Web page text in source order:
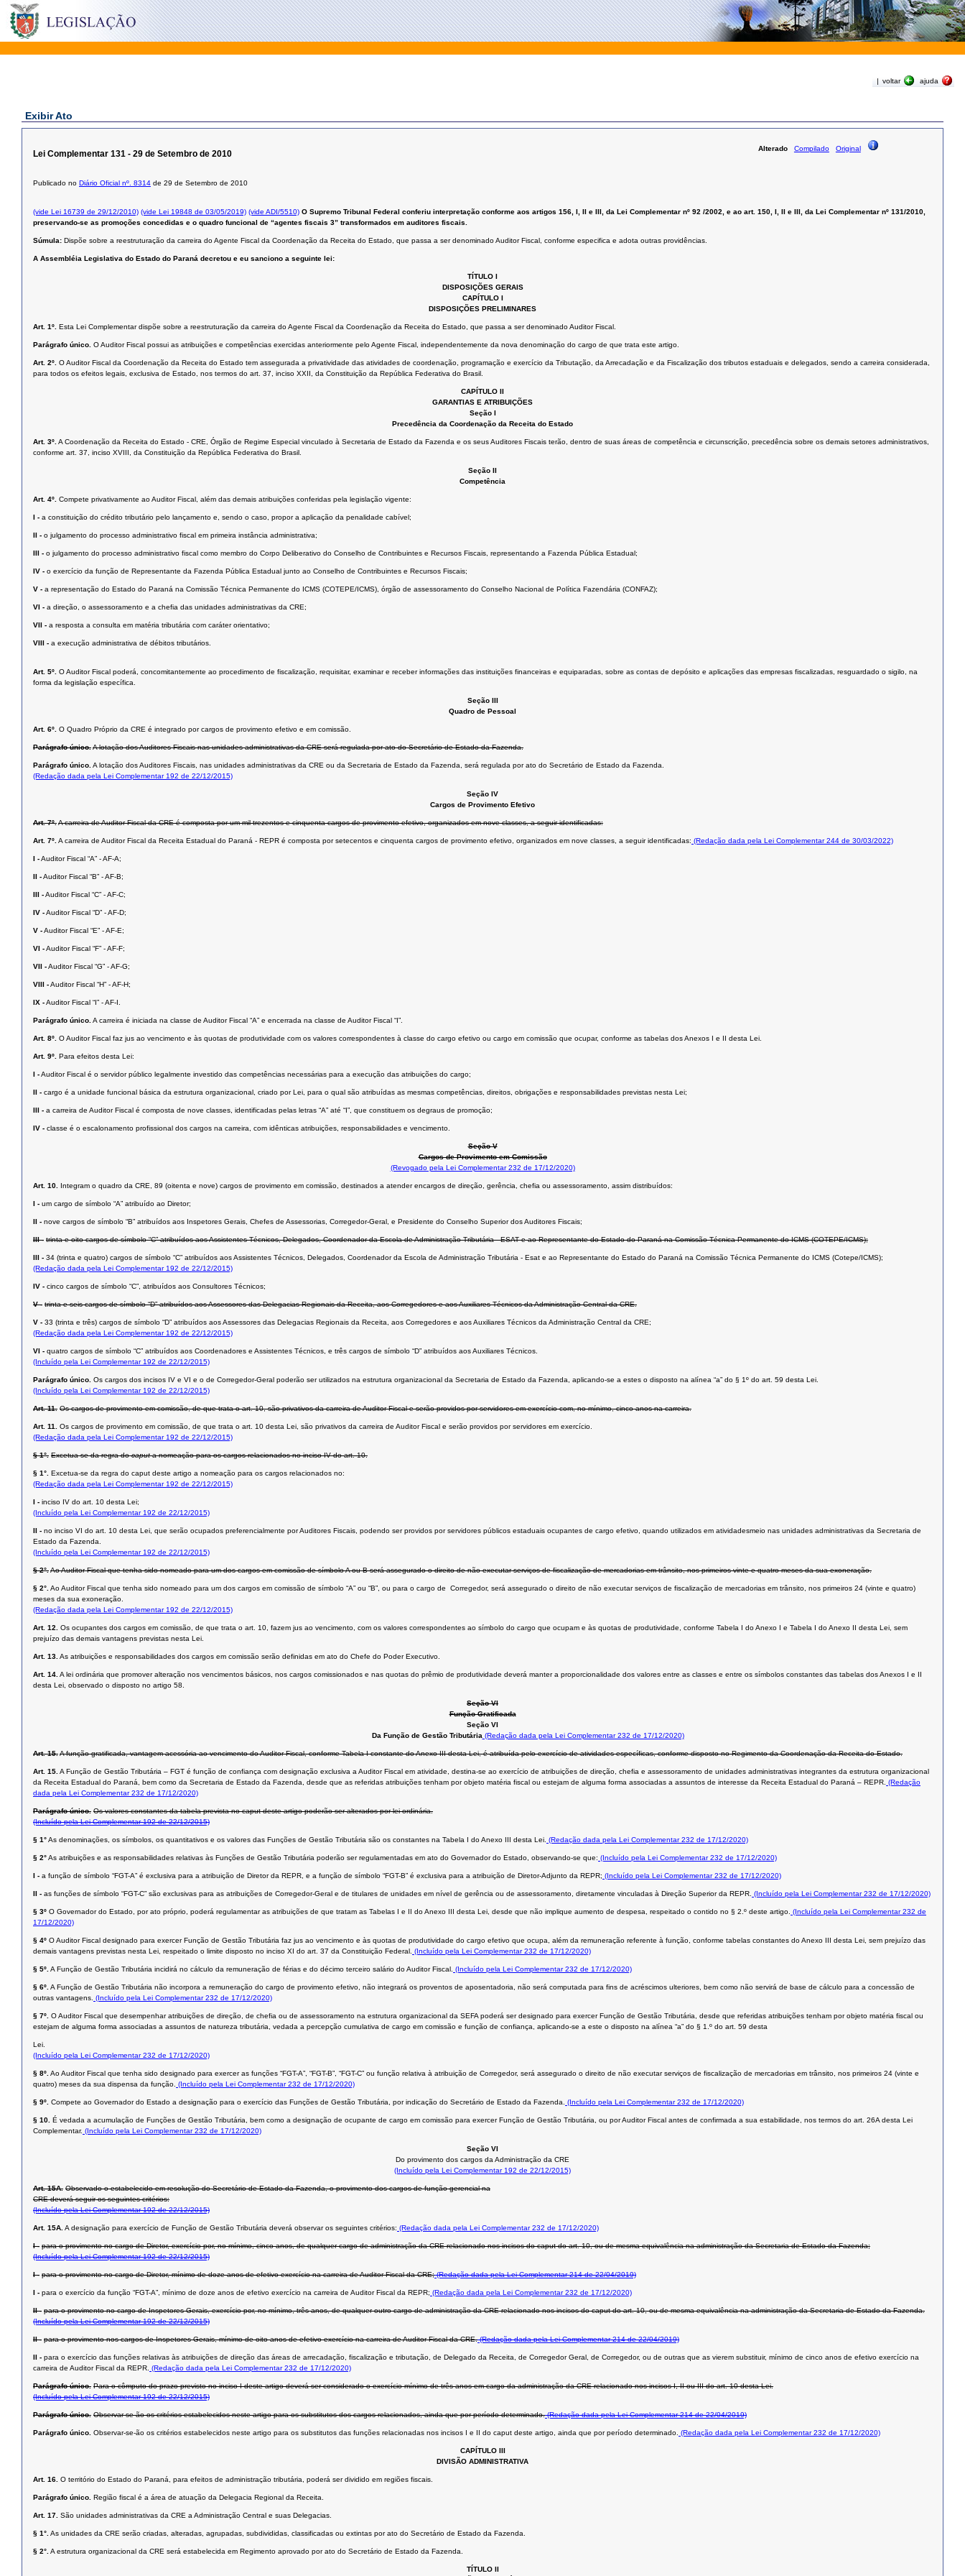
| voltar ajuda
Exibir Ato
Alterado Compilado Original
Lei Complementar 131 - 29 de Setembro de 2010
Publicado no Diário Oficial nº. 8314 de 29 de Setembro de 2010
(vide Lei 16739 de 29/12/2010) (vide Lei 19848 de 03/05/2019) (vide ADI/5510) O Supremo Tribunal Federal conferiu interpretação conforme aos artigos 156, I, II e III, da Lei Complementar nº 92 /2002, e ao art. 150, I, II e III, da Lei Complementar nº 131/2010,
preservando-se as promoções concedidas e o quadro funcional de “agentes fiscais 3” transformados em auditores fiscais.
Súmula: Dispõe sobre a reestruturação da carreira do Agente Fiscal da Coordenação da Receita do Estado, que passa a ser denominado Auditor Fiscal, conforme especifica e adota outras providências.
A Assembléia Legislativa do Estado do Paraná decretou e eu sanciono a seguinte lei:
TÍTULO I
DISPOSIÇÕES GERAIS
CAPÍTULO I
DISPOSIÇÕES PRELIMINARES
Art. 1º. Esta Lei Complementar dispõe sobre a reestruturação da carreira do Agente Fiscal da Coordenação da Receita do Estado, que passa a ser denominado Auditor Fiscal.
Parágrafo único. O Auditor Fiscal possui as atribuições e competências exercidas anteriormente pelo Agente Fiscal, independentemente da nova denominação do cargo de que trata este artigo.
Art. 2º. O Auditor Fiscal da Coordenação da Receita do Estado tem assegurada a privatividade das atividades de coordenação, programação e exercício da Tributação, da Arrecadação e da Fiscalização dos tributos estaduais e delegados, sendo a carreira considerada,
para todos os efeitos legais, exclusiva de Estado, nos termos do art. 37, inciso XXII, da Constituição da República Federativa do Brasil.
CAPÍTULO II
GARANTIAS E ATRIBUIÇÕES
Seção I
Precedência da Coordenação da Receita do Estado
Art. 3º.A Coordenação da Receita do Estado - CRE, Órgão de Regime Especial vinculado à Secretaria de Estado da Fazenda e os seus Auditores Fiscais terão, dentro de suas áreas de competência e circunscrição, precedência sobre os demais setores administrativos,
conforme art. 37, inciso XVIII, da Constituição da República Federativa do Brasil.
Seção II
Competência
Art. 4º. Compete privativamente ao Auditor Fiscal, além das demais atribuições conferidas pela legislação vigente:
I - a constituição do crédito tributário pelo lançamento e, sendo o caso, propor a aplicação da penalidade cabível;
II - o julgamento do processo administrativo fiscal em primeira instância administrativa;
III - o julgamento do processo administrativo fiscal como membro do Corpo Deliberativo do Conselho de Contribuintes e Recursos Fiscais, representando a Fazenda Pública Estadual;
IV - o exercício da função de Representante da Fazenda Pública Estadual junto ao Conselho de Contribuintes e Recursos Fiscais;
V - a representação do Estado do Paraná na Comissão Técnica Permanente do ICMS (COTEPE/ICMS), órgão de assessoramento do Conselho Nacional de Política Fazendária (CONFAZ);
VI - a direção, o assessoramento e a chefia das unidades administrativas da CRE;
VII - a resposta a consulta em matéria tributária com caráter orientativo;
VIII - a execução administrativa de débitos tributários.
Art. 5º. O Auditor Fiscal poderá, concomitantemente ao procedimento de fiscalização, requisitar, examinar e receber informações das instituições financeiras e equiparadas, sobre as contas de depósito e aplicações das empresas fiscalizadas, resguardado o sigilo, na
forma da legislação específica.
Seção III
Quadro de Pessoal
Art. 6º. O Quadro Próprio da CRE é integrado por cargos de provimento efetivo e em comissão.
Parágrafo único.A lotação dos Auditores Fiscais nas unidades administrativas da CRE será regulada por ato do Secretário de Estado da Fazenda.
Parágrafo único.A lotação dos Auditores Fiscais, nas unidades administrativas da CRE ou da Secretaria de Estado da Fazenda, será regulada por ato do Secretário de Estado da Fazenda.
(Redação dada pela Lei Complementar 192 de 22/12/2015)
Seção IV
Cargos de Provimento Efetivo
Art. 7º.A carreira de Auditor Fiscal da CRE é composta por um mil trezentos e cinquenta cargos de provimento efetivo, organizados em nove classes, a seguir identificadas:
Art. 7º.A carreira de Auditor Fiscal da Receita Estadual do Paraná - REPR é composta por setecentos e cinquenta cargos de provimento efetivo, organizados em nove classes, a seguir identificadas: (Redação dada pela Lei Complementar 244 de 30/03/2022)
I -Auditor Fiscal “A” - AF-A;
II -Auditor Fiscal “B” - AF-B;
III -Auditor Fiscal “C” - AF-C;
IV -Auditor Fiscal “D” - AF-D;
V -Auditor Fiscal “E” - AF-E;
VI -Auditor Fiscal “F” - AF-F;
VII -Auditor Fiscal “G” - AF-G;
VIII -Auditor Fiscal “H” - AF-H;
IX -Auditor Fiscal “I” - AF-I.
Parágrafo único.A carreira é iniciada na classe de Auditor Fiscal “A” e encerrada na classe de Auditor Fiscal “I”.
Art. 8º. O Auditor Fiscal faz jus ao vencimento e às quotas de produtividade com os valores correspondentes à classe do cargo efetivo ou cargo em comissão que ocupar, conforme as tabelas dos Anexos I e II desta Lei.
Art. 9º. Para efeitos desta Lei:
I -Auditor Fiscal é o servidor público legalmente investido das competências necessárias para a execução das atribuições do cargo;
II - cargo é a unidade funcional básica da estrutura organizacional, criado por Lei, para o qual são atribuídas as mesmas competências, direitos, obrigações e responsabilidades previstas nesta Lei;
III - a carreira de Auditor Fiscal é composta de nove classes, identificadas pelas letras “A” até “I”, que constituem os degraus de promoção;
IV - classe é o escalonamento profissional dos cargos na carreira, com idênticas atribuições, responsabilidades e vencimento.
Seção V
Cargos de Provimento em Comissão
(Revogado pela Lei Complementar 232 de 17/12/2020)
Art. 10. Integram o quadro da CRE, 89 (oitenta e nove) cargos de provimento em comissão, destinados a atender encargos de direção, gerência, chefia ou assessoramento, assim distribuídos:
I - um cargo de símbolo “A” atribuído ao Diretor;
II - nove cargos de símbolo “B” atribuídos aos Inspetores Gerais, Chefes de Assessorias, Corregedor-Geral, e Presidente do Conselho Superior dos Auditores Fiscais;
III - trinta e oito cargos de símbolo “C” atribuídos aos Assistentes Técnicos, Delegados, Coordenador da Escola de Administração Tributária - ESAT e ao Representante do Estado do Paraná na Comissão Técnica Permanente do ICMS (COTEPE/ICMS);
III - 34 (trinta e quatro) cargos de símbolo “C” atribuídos aos Assistentes Técnicos, Delegados, Coordenador da Escola de Administração Tributária - Esat e ao Representante do Estado do Paraná na Comissão Técnica Permanente do ICMS (Cotepe/ICMS);
(Redação dada pela Lei Complementar 192 de 22/12/2015)
IV - cinco cargos de símbolo “C”, atribuídos aos Consultores Técnicos;
V - trinta e seis cargos de símbolo “D” atribuídos aos Assessores das Delegacias Regionais da Receita, aos Corregedores e aos Auxiliares Técnicos da Administração Central da CRE.
V - 33 (trinta e três) cargos de símbolo “D” atribuídos aos Assessores das Delegacias Regionais da Receita, aos Corregedores e aos Auxiliares Técnicos da Administração Central da CRE;
(Redação dada pela Lei Complementar 192 de 22/12/2015)
VI - quatro cargos de símbolo “C” atribuídos aos Coordenadores e Assistentes Técnicos, e três cargos de símbolo “D” atribuídos aos Auxiliares Técnicos.
(Incluído pela Lei Complementar 192 de 22/12/2015)
Parágrafo único. Os cargos dos incisos IV e VI e o de Corregedor-Geral poderão ser utilizados na estrutura organizacional da Secretaria de Estado da Fazenda, aplicando-se a estes o disposto na alínea “a” do § 1º do art. 59 desta Lei.
(Incluído pela Lei Complementar 192 de 22/12/2015)
Art. 11. Os cargos de provimento em comissão, de que trata o art. 10, são privativos da carreira de Auditor Fiscal e serão providos por servidores em exercício com, no mínimo, cinco anos na carreira.
Art. 11. Os cargos de provimento em comissão, de que trata o art. 10 desta Lei, são privativos da carreira de Auditor Fiscal e serão providos por servidores em exercício.
(Redação dada pela Lei Complementar 192 de 22/12/2015)
§ 1°. Excetua-se da regra docaputa nomeação para os cargos relacionados no inciso IV do art. 10.
§ 1°. Excetua-se da regra do caput deste artigo a nomeação para os cargos relacionados no:
(Redação dada pela Lei Complementar 192 de 22/12/2015)
I - inciso IV do art. 10 desta Lei;
(Incluído pela Lei Complementar 192 de 22/12/2015)
II - no inciso VI do art. 10 desta Lei, que serão ocupados preferencialmente por Auditores Fiscais, podendo ser providos por servidores públicos estaduais ocupantes de cargo efetivo, quando utilizados em atividadesmeio nas unidades administrativas da Secretaria de
Estado da Fazenda.
(Incluído pela Lei Complementar 192 de 22/12/2015)
§ 2°.Ao Auditor Fiscal que tenha sido nomeado para um dos cargos em comissão de símbolo A ou B será assegurado o direito de não executar serviços de fiscalização de mercadorias em trânsito, nos primeiros vinte e quatro meses da sua exoneração.
§ 2°.Ao Auditor Fiscal que tenha sido nomeado para um dos cargos em comissão de símbolo “A” ou “B”, ou para o cargo de Corregedor, será assegurado o direito de não executar serviços de fiscalização de mercadorias em trânsito, nos primeiros 24 (vinte e quatro)
meses da sua exoneração.
(Redação dada pela Lei Complementar 192 de 22/12/2015)
Art. 12. Os ocupantes dos cargos em comissão, de que trata o art. 10, fazem jus ao vencimento, com os valores correspondentes ao símbolo do cargo que ocupam e às quotas de produtividade, conforme Tabela I do Anexo I e Tabela I do Anexo II desta Lei, sem
prejuízo das demais vantagens previstas nesta Lei.
Art. 13.As atribuições e responsabilidades dos cargos em comissão serão definidas em ato do Chefe do Poder Executivo.
Art. 14.A lei ordinária que promover alteração nos vencimentos básicos, nos cargos comissionados e nas quotas do prêmio de produtividade deverá manter a proporcionalidade dos valores entre as classes e entre os símbolos constantes das tabelas dos Anexos I e II
desta Lei, observado o disposto no artigo 58.
Seção VI
Função Gratificada
Seção VI
Da Função de Gestão Tributária(Redação dada pela Lei Complementar 232 de 17/12/2020)
Art. 15.A função gratificada, vantagem acessória ao vencimento do Auditor Fiscal, conforme Tabela I constante do Anexo III desta Lei, é atribuída pelo exercício de atividades específicas, conforme disposto no Regimento da Coordenação da Receita do Estado.
Art. 15.A Função de Gestão Tributária – FGT é função de confiança com designação exclusiva a Auditor Fiscal em atividade, destina-se ao exercício de atribuições de direção, chefia e assessoramento de unidades administrativas integrantes da estrutura organizacional
da Receita Estadual do Paraná, bem como da Secretaria de Estado da Fazenda, desde que as referidas atribuições tenham por objeto matéria fiscal ou estejam de alguma forma associadas a assuntos de interesse da Receita Estadual do Paraná – REPR. (Redação
dada pela Lei Complementar 232 de 17/12/2020)
Parágrafo único. Os valores constantes da tabela prevista no caput deste artigo poderão ser alterados por lei ordinária.
(Incluído pela Lei Complementar 192 de 22/12/2015)
§ 1°As denominações, os símbolos, os quantitativos e os valores das Funções de Gestão Tributária são os constantes na Tabela I do Anexo III desta Lei. (Redação dada pela Lei Complementar 232 de 17/12/2020)
§ 2°As atribuições e as responsabilidades relativas às Funções de Gestão Tributária poderão ser regulamentadas em ato do Governador do Estado, observando-se que: (Incluído pela Lei Complementar 232 de 17/12/2020)
I - a função de símbolo “FGT-A” é exclusiva para a atribuição de Diretor da REPR, e a função de símbolo “FGT-B” é exclusiva para a atribuição de Diretor-Adjunto da REPR; (Incluído pela Lei Complementar 232 de 17/12/2020)
II - as funções de símbolo “FGT-C” são exclusivas para as atribuições de Corregedor-Geral e de titulares de unidades em nível de gerência ou de assessoramento, diretamente vinculadas à Direção Superior da REPR. (Incluído pela Lei Complementar 232 de 17/12/2020)
§ 3º O Governador do Estado, por ato próprio, poderá regulamentar as atribuições de que tratam as Tabelas I e II do Anexo III desta Lei, desde que não implique aumento de despesa, respeitado o contido no § 2.º deste artigo. (Incluído pela Lei Complementar 232 de
17/12/2020)
§ 4º O Auditor Fiscal designado para exercer Função de Gestão Tributária faz jus ao vencimento e às quotas de produtividade do cargo efetivo que ocupa, além da remuneração referente à função, conforme tabelas constantes do Anexo III desta Lei, sem prejuízo das
demais vantagens previstas nesta Lei, respeitado o limite disposto no inciso XI do art. 37 da Constituição Federal. (Incluído pela Lei Complementar 232 de 17/12/2020)
§ 5º.A Função de Gestão Tributária incidirá no cálculo da remuneração de férias e do décimo terceiro salário do Auditor Fiscal. (Incluído pela Lei Complementar 232 de 17/12/2020)
§ 6º.A Função de Gestão Tributária não incorpora a remuneração do cargo de provimento efetivo, não integrará os proventos de aposentadoria, não será computada para fins de acréscimos ulteriores, bem como não servirá de base de cálculo para a concessão de
outras vantagens. (Incluído pela Lei Complementar 232 de 17/12/2020)
§ 7º. O Auditor Fiscal que desempenhar atribuições de direção, de chefia ou de assessoramento na estrutura organizacional da SEFA poderá ser designado para exercer Função de Gestão Tributária, desde que referidas atribuições tenham por objeto matéria fiscal ou
estejam de alguma forma associadas a assuntos de natureza tributária, vedada a percepção cumulativa de cargo em comissão e função de confiança, aplicando-se a este o disposto na alínea “a” do § 1.º do art. 59 desta
Lei.
(Incluído pela Lei Complementar 232 de 17/12/2020)
§ 8º.Ao Auditor Fiscal que tenha sido designado para exercer as funções “FGT-A”, “FGT-B”, “FGT-C” ou função relativa à atribuição de Corregedor, será assegurado o direito de não executar serviços de fiscalização de mercadorias em trânsito, nos primeiros 24 (vinte e
quatro) meses da sua dispensa da função. (Incluído pela Lei Complementar 232 de 17/12/2020)
§ 9º. Compete ao Governador do Estado a designação para o exercício das Funções de Gestão Tributária, por indicação do Secretário de Estado da Fazenda. (Incluído pela Lei Complementar 232 de 17/12/2020)
§ 10. É vedada a acumulação de Funções de Gestão Tributária, bem como a designação de ocupante de cargo em comissão para exercer Função de Gestão Tributária, ou por Auditor Fiscal antes de confirmada a sua estabilidade, nos termos do art. 26A desta Lei
Complementar. (Incluído pela Lei Complementar 232 de 17/12/2020)
Seção VI
Do provimento dos cargos da Administração da CRE
(Incluído pela Lei Complementar 192 de 22/12/2015)
Art. 15A. Observado o estabelecido em resolução do Secretário de Estado da Fazenda, o provimento dos cargos de função gerencial na
CRE deverá seguir os seguintes critérios:
(Incluído pela Lei Complementar 192 de 22/12/2015)
Art. 15A.A designação para exercício de Função de Gestão Tributária deverá observar os seguintes critérios: (Redação dada pela Lei Complementar 232 de 17/12/2020)
I - para o provimento no cargo de Diretor, exercício por, no mínimo, cinco anos, de qualquer cargo de administração da CRE relacionado nos incisos do caput do art. 10, ou de mesma equivalência na administração da Secretaria de Estado da Fazenda;
(Incluído pela Lei Complementar 192 de 22/12/2015)
I - para o provimento no cargo de Diretor, mínimo de doze anos de efetivo exercício na carreira de Auditor Fiscal da CRE;(Redação dada pela Lei Complementar 214 de 22/04/2019)
I - para o exercício da função “FGT-A”, mínimo de doze anos de efetivo exercício na carreira de Auditor Fiscal da REPR; (Redação dada pela Lei Complementar 232 de 17/12/2020)
II - para o provimento no cargo de Inspetores Gerais, exercício por, no mínimo, três anos, de qualquer outro cargo de administração da CRE relacionado nos incisos do caput do art. 10, ou de mesma equivalência na administração da Secretaria de Estado da Fazenda.
(Incluído pela Lei Complementar 192 de 22/12/2015)
II - para o provimento nos cargos de Inspetores Gerais, mínimo de oito anos de efetivo exercício na carreira de Auditor Fiscal da CRE.(Redação dada pela Lei Complementar 214 de 22/04/2019)
II - para o exercício das funções relativas às atribuições de direção das áreas de arrecadação, fiscalização e tributação, de Delegado da Receita, de Corregedor Geral, de Corregedor, ou de outras que as vierem substituir, mínimo de cinco anos de efetivo exercício na
carreira de Auditor Fiscal da REPR. (Redação dada pela Lei Complementar 232 de 17/12/2020)
Parágrafo único. Para o cômputo do prazo previsto no inciso I deste artigo deverá ser considerado o exercício mínimo de três anos em cargo da administração da CRE relacionado nos incisos I, II ou III do art. 10 desta Lei.
(Incluído pela Lei Complementar 192 de 22/12/2015)
Parágrafo único. Observar-se-ão os critérios estabelecidos neste artigo para os substitutos dos cargos relacionados, ainda que por período determinado.(Redação dada pela Lei Complementar 214 de 22/04/2019)
Parágrafo único. Observar-se-ão os critérios estabelecidos neste artigo para os substitutos das funções relacionadas nos incisos I e II do caput deste artigo, ainda que por período determinado. (Redação dada pela Lei Complementar 232 de 17/12/2020)
CAPÍTULO III
DIVISÃO ADMINISTRATIVA
Art. 16. O território do Estado do Paraná, para efeitos de administração tributária, poderá ser dividido em regiões fiscais.
Parágrafo único. Região fiscal é a área de atuação da Delegacia Regional da Receita.
Art. 17. São unidades administrativas da CRE a Administração Central e suas Delegacias.
§ 1°.As unidades da CRE serão criadas, alteradas, agrupadas, subdivididas, classificadas ou extintas por ato do Secretário de Estado da Fazenda.
§ 2°.A estrutura organizacional da CRE será estabelecida em Regimento aprovado por ato do Secretário de Estado da Fazenda.
TÍTULO II